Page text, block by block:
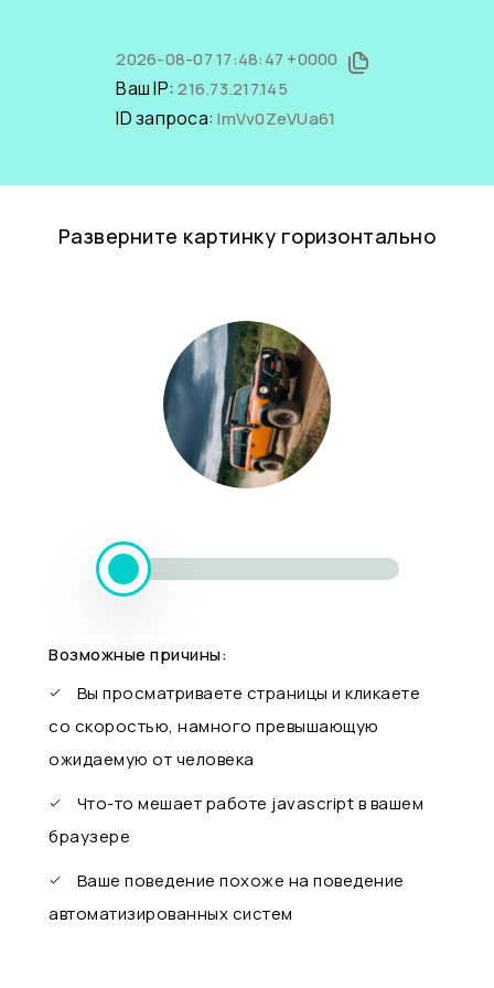
2026-08-07 17:48:47 +0000
Ваш IP:216.73.217.145
ID запроса:lmVv0ZeVUa61
Разверните картинку горизонтально
Возможные причины:
Вы просматриваете страницы и кликаете
со скоростью, намного превышающую
ожидаемую от человека
Что-то мешает работе javascript в вашем
браузере
Ваше поведение похоже на поведение
автоматизированных систем